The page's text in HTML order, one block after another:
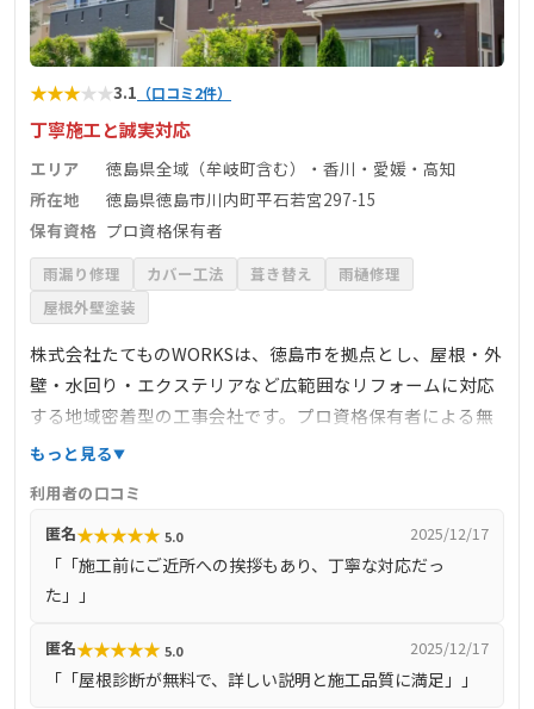
★★★★★3.1 （口コミ2件）
丁寧施工と誠実対応
エリア
徳島県全域（牟岐町含む）・香川・愛媛・高知
所在地
徳島県徳島市川内町平石若宮297-15
保有資格 プロ資格保有者
雨漏り修理 カバー工法 葺き替え
雨樋修理
屋根外壁塗装
株式会社たてものWORKSは、徳島市を拠点とし、屋根・外
壁・水回り・エクステリアなど広範囲なリフォームに対応
する地域密着型の工事会社です。プロ資格保有者による無
料屋根・外壁診断を実施し、雨漏り調査や耐震診断も可。
カットしつつ誠実な価格提示を実現しています。リフォー
ム瑕疵保険加入、アフターフォロー完備で、地域での信頼
も厚く、丁寧な施工と細やかな説明で利用者評価も高いで
す。牟岐町を含む徳島南部でも現地調査・修繕に対応して
ます。
もっと見る
利用者の口コミ
匿名★★★★★ 5.0 2025/12/17
「「施工前にご近所への挨拶もあり、丁寧な対応だっ
た」」
匿名★★★★★ 5.0 2025/12/17
「「屋根診断が無料で、詳しい説明と施工品質に満足」」